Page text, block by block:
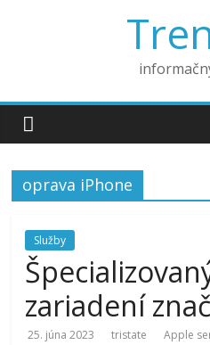
oprava iPhone
Služby
zariadení
25. júna 2023 tristate Apple